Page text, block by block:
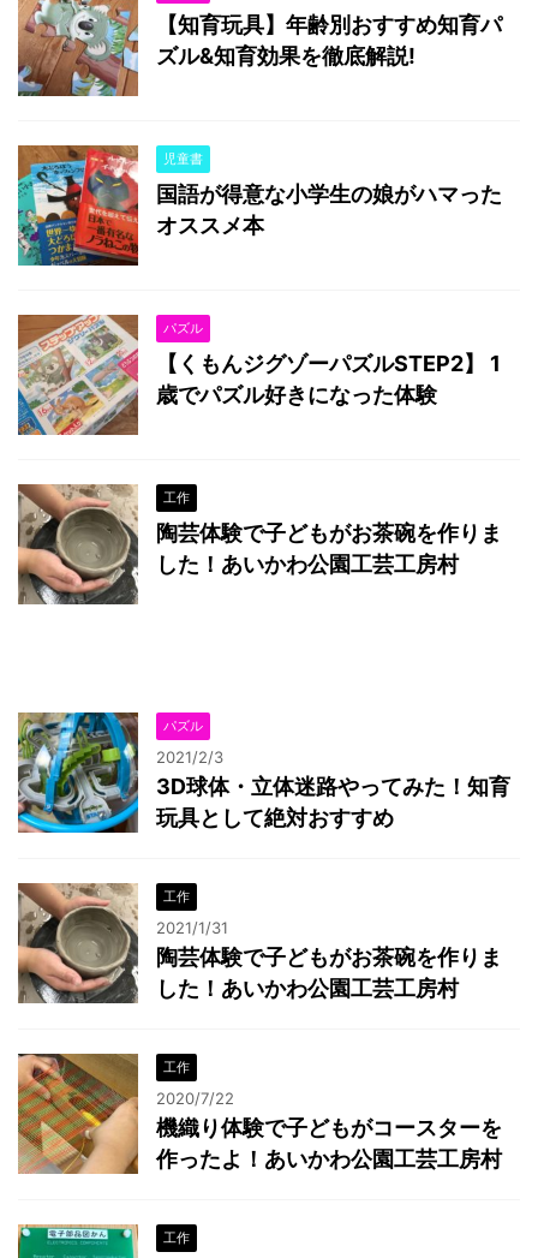
【知育玩具】年齢別おすすめ知育パ
ズル&知育効果を徹底解説!
児童書
国語が得意な小学生の娘がハマった
オススメ本
パズル
【くもんジグゾーパズルSTEP2】 1
歳でパズル好きになった体験
工作
陶芸体験で子どもがお茶碗を作りま
した！あいかわ公園工芸工房村
パズル
2021/2/3
3D球体・立体迷路やってみた！知育
玩具として絶対おすすめ
工作
2021/1/31
陶芸体験で子どもがお茶碗を作りま
した！あいかわ公園工芸工房村
工作
2020/7/22
機織り体験で子どもがコースターを
作ったよ！あいかわ公園工芸工房村
工作